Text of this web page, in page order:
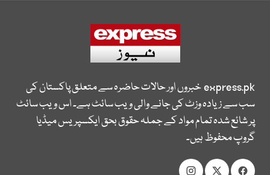
express.pkخبروں اور حالات حاضرہ سے متعلق پاکستان کی
سب سے زیادہ وزٹ کی جانے والی ویب سائٹ ہے۔ اس ویب سائٹ
پر شائع شدہ تمام مواد کے جملہ حقوق بحق ایکسپریس میڈیا
گروپ محفوظ ہیں۔